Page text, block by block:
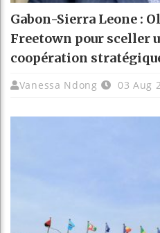
Gabon-Sierra Leone :
Freetown pour sceller
coopération
Vanessa Ndong 03 Aug